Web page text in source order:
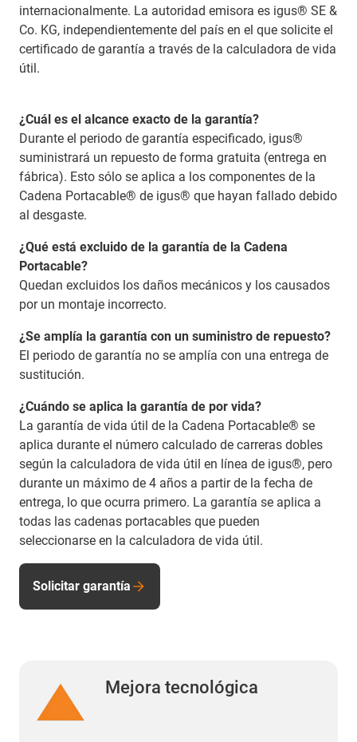
internacionalmente. La autoridad emisora es igus® SE &
Co. KG, independientemente del país en el que solicite el
certificado de garantía a través de la calculadora de vida
útil.
¿Cuál es el alcance exacto de la garantía?
Durante el periodo de garantía especificado, igus®
suministrará un repuesto de forma gratuita (entrega en
fábrica). Esto sólo se aplica a los componentes de la
Cadena Portacable® de igus® que hayan fallado debido
al desgaste.
¿Qué está excluido de la garantía de la Cadena
Portacable?
Quedan excluidos los daños mecánicos y los causados
por un montaje incorrecto.
¿Se amplía la garantía con un suministro de repuesto?
El periodo de garantía no se amplía con una entrega de
sustitución.
¿Cuándo se aplica la garantía de por vida?
La garantía de vida útil de la Cadena Portacable® se
aplica durante el número calculado de carreras dobles
según la calculadora de vida útil en línea de igus®, pero
durante un máximo de 4 años a partir de la fecha de
entrega, lo que ocurra primero. La garantía se aplica a
todas las cadenas portacables que pueden
seleccionarse en la calculadora de vida útil.
Solicitar garantía
Mejora tecnológica